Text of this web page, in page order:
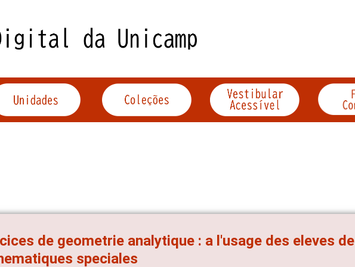
de geometrie analytique : a l'usage des eleves de
speciales